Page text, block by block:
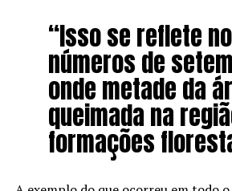
“Isso se reflete
números de
onde metade da
queimada na
formações